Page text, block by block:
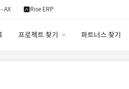
AX Rise ERP
프로젝트 찾기 파트너스 찾기